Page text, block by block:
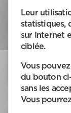
Votre travail
personnes âgées ou
les taches
l'aide à la toilette
…
Avantages :
Leur
statistiques,
sur Internet
ciblée.
Vous
du bouton
sans les
Vous